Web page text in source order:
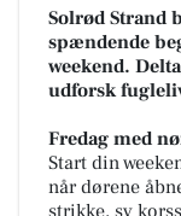
Solrød Strand
spændende
weekend.
udforsk
Fredag med
Start din
når dørene
strikke, sy